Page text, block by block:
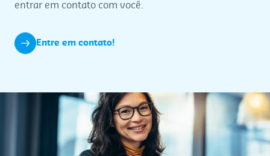
entrar em contato com você.
Entre em contato!